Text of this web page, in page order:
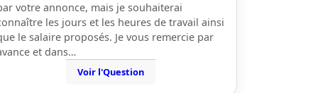
votre annonce, mais je souhaiterai
les jours et les heures de travail ainsi
le salaire proposés. Je vous remercie par
et dans…
Voir l'Question